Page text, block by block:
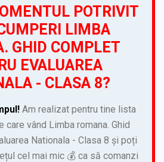
POTRIVIT
LIMBA
GHID COMPLET
EVALUAREA
- CLASA 8?
Am realizat pentru tine lista
care vând Limba romana. Ghid
Nationala - Clasa 8 și poți
cel mai mic 💰 ca să comanzi